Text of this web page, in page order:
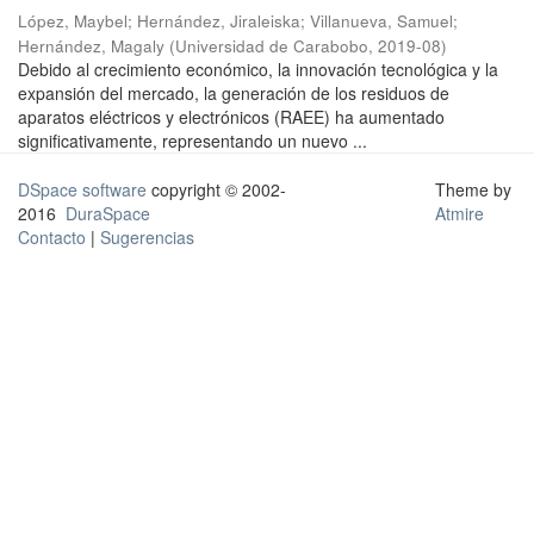
López, Maybel; Hernández, Jiraleiska; Villanueva, Samuel;
Hernández, Magaly (Universidad de Carabobo, 2019-08)
Debido al crecimiento económico, la innovación tecnológica y la
expansión del mercado, la generación de los residuos de
aparatos eléctricos y electrónicos (RAEE) ha aumentado
significativamente, representando un nuevo ...
DSpace software copyright © 2002-
2016 DuraSpace
Contacto | Sugerencias
Theme by
Atmire